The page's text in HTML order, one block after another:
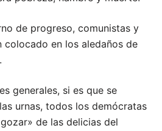
de progreso, comunistas y
colocado en los aledaños de
generales, si es que se
urnas, todos los demócratas
de las delicias del